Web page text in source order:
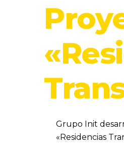
Grupo Init
«Residencias